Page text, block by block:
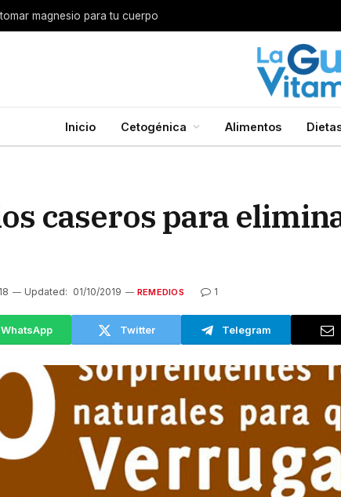
magnesio para tu cuerpo
Inicio Cetogénica Alimentos
caseros para
Updated: 01/10/2019 REMEDIOS 1
WhatsApp Twitter Telegram